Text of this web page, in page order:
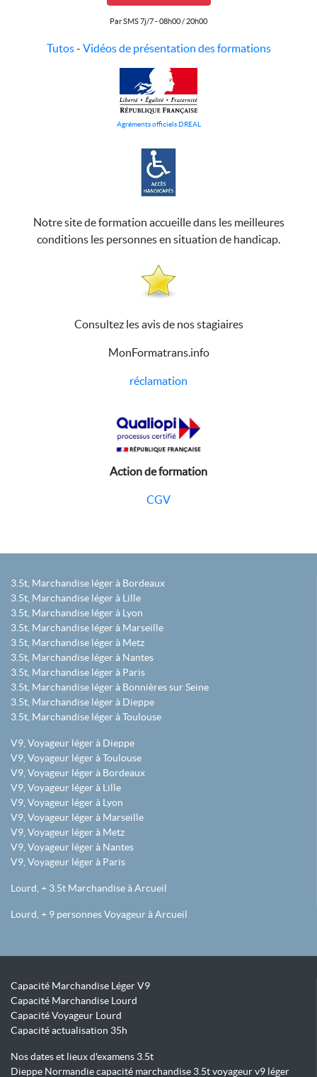
Par SMS 7j/7 - 08h00 / 20h00
Tutos- Vidéos de présentation des formations
Agréments officiels DREAL
Notre site de formation accueille dans les meilleures
conditions les personnes en situation de handicap.
Consultez les avis de nos stagiaires
MonFormatrans.info
réclamation
Action de formation
CGV
3.5t, Marchandise léger à Bordeaux
3.5t, Marchandise léger à Lille
3.5t, Marchandise léger à Lyon
3.5t, Marchandise léger à Marseille
3.5t, Marchandise léger à Metz
3.5t, Marchandise léger à Nantes
3.5t, Marchandise léger à Paris
3.5t, Marchandise léger à Bonnières sur Seine
3.5t, Marchandise léger à Dieppe
3.5t, Marchandise léger à Toulouse
V9, Voyageur léger à Dieppe
V9, Voyageur léger à Toulouse
V9, Voyageur léger à Bordeaux
V9, Voyageur léger à Lille
V9, Voyageur léger à Lyon
V9, Voyageur léger à Marseille
V9, Voyageur léger à Metz
V9, Voyageur léger à Nantes
V9, Voyageur léger à Paris
Lourd, + 3.5t Marchandise à Arcueil
Lourd, + 9 personnes Voyageur à Arcueil
Capacité Marchandise Léger V9
Capacité Marchandise Lourd
Capacité Voyageur Lourd
Capacité actualisation 35h
Nos dates et lieux d'examens 3.5t
Dieppe Normandie capacité marchandise 3.5t voyageur v9 léger